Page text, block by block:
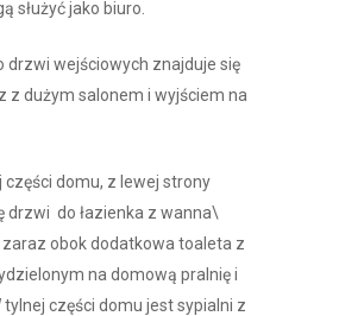
służyć jako biuro.
drzwi wejściowych znajduje się
z dużym salonem i wyjściem na
części domu, z lewej strony
drzwi do łazienka z wanna\
obok dodatkowa toaleta z
na domową pralnię i
tylnej części domu jest sypialni z